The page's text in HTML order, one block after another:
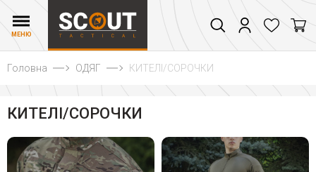
МЕНЮ
Головна ОДЯГ КИТЕЛІ/СОРОЧКИ
КИТЕЛІ/СОРОЧКИ